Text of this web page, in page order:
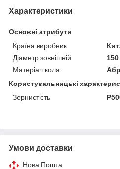
Характеристики
Основні атрибути
Країна виробник
Діаметр зовнішній
Матеріал кола
Користувальницькі
Зернистість
Умови доставки
Нова Пошта